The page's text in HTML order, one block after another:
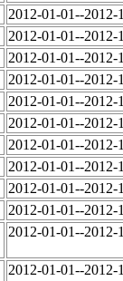
2012-01-01--
2012-01-01--
2012-01-01--
2012-01-01--
2012-01-01--
2012-01-01--
2012-01-01--
2012-01-01--
2012-01-01--
2012-01-01--
2012-01-01--
2012-01-01--